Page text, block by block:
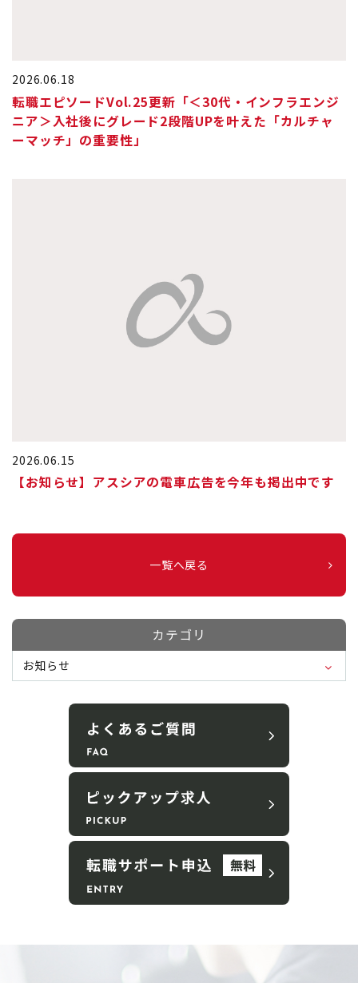
2026.06.18
転職エピソードVol.25更新「＜30代・インフラエンジ
ニア＞入社後にグレード2段階UPを叶えた「カルチャ
ーマッチ」の重要性」
2026.06.15
【お知らせ】アスシアの電車広告を今年も掲出中です
一覧へ戻る
カテゴリ
お知らせ